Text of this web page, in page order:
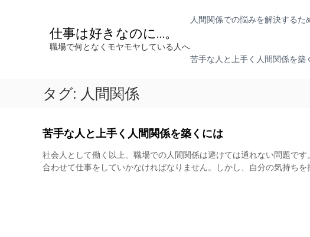
仕事は好きなのに…。
職場で何となくモヤモヤしている人へ
人間関係での悩みを解決するた
苦手な人と上手く人間関係を築
タグ: 人間関係
苦手な人と上手く人間関係を築くには
社会人として働く以上、職場での人間関係は避けては通れない問題で
合わせて仕事をしていかなければなりません。しかし、自分の気持ち